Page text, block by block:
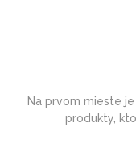
Na prvom mieste
produkty,